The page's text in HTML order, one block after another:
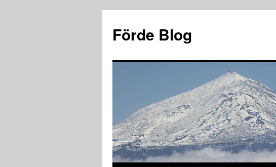
springen
Förde Blog